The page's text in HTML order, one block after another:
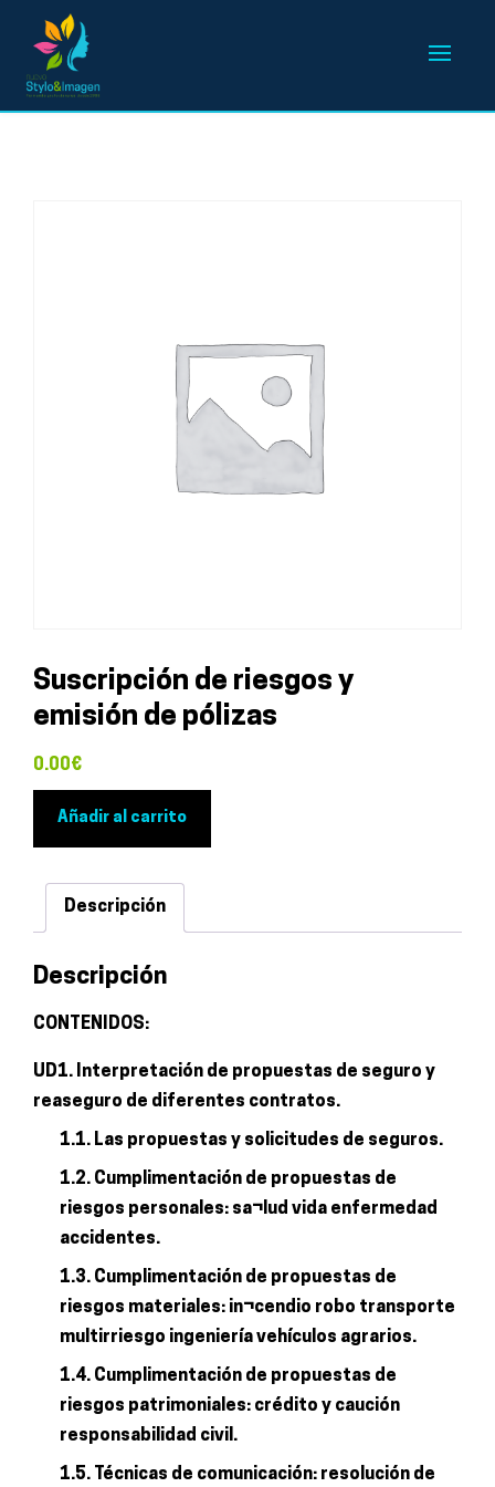
Suscripción de riesgos y
emisión de pólizas
0.00€
pólizas
cantidad
Añadir al carrito
Descripción
Descripción
CONTENIDOS:
UD1. Interpretación de propuestas de seguro y
reaseguro de diferentes contratos.
1.1. Las propuestas y solicitudes de seguros.
1.2. Cumplimentación de propuestas de
riesgos personales: sa¬lud vida enfermedad
accidentes.
1.3. Cumplimentación de propuestas de
riesgos materiales: in¬cendio robo transporte
multirriesgo ingeniería vehículos agrarios.
1.4. Cumplimentación de propuestas de
riesgos patrimoniales: crédito y caución
responsabilidad civil.
1.5. Técnicas de comunicación: resolución de